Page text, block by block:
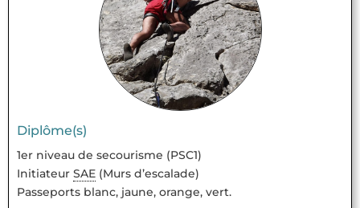
Diplôme(s)
1er niveau de secourisme (PSC1)
Initiateur SAE (Murs d’escalade)
Passeports blanc, jaune, orange, vert.